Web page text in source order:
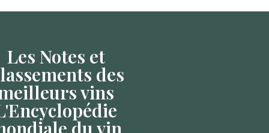
Les Notes et
des
vins
du vin